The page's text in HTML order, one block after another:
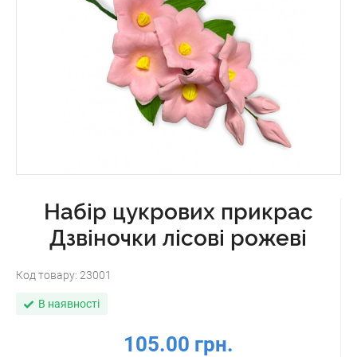
Набір цукрових прикрас
Дзвіночки лісові рожеві
Код товару: 23001
В наявності
105.00 грн.